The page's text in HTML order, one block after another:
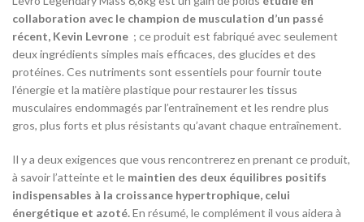
collaboration avec le champion de musculation d’un passé
récent, Kevin Levrone ; ce produit est fabriqué avec seulement
deux ingrédients simples mais efficaces, des glucides et des
protéines. Ces nutriments sont essentiels pour fournir toute
l’énergie et la matière plastique pour restaurer les tissus
musculaires endommagés par l’entraînement et les rendre plus
gros, plus forts et plus résistants qu’avant chaque entraînement.
Il y a deux exigences que vous rencontrerez en prenant ce produit,
à savoir l’atteinte et le maintien des deux équilibres positifs
indispensables à la croissance hypertrophique, celui
énergétique et azoté.En résumé, le complément il vous aidera à